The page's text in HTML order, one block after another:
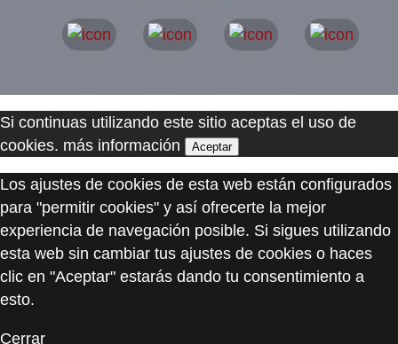
Si continuas utilizando este sitio aceptas el uso de
cookies. más información Aceptar
Los ajustes de cookies de esta web están configurados
para "permitir cookies" y así ofrecerte la mejor
experiencia de navegación posible. Si sigues utilizando
esta web sin cambiar tus ajustes de cookies o haces
clic en "Aceptar" estarás dando tu consentimiento a
esto.
Cerrar